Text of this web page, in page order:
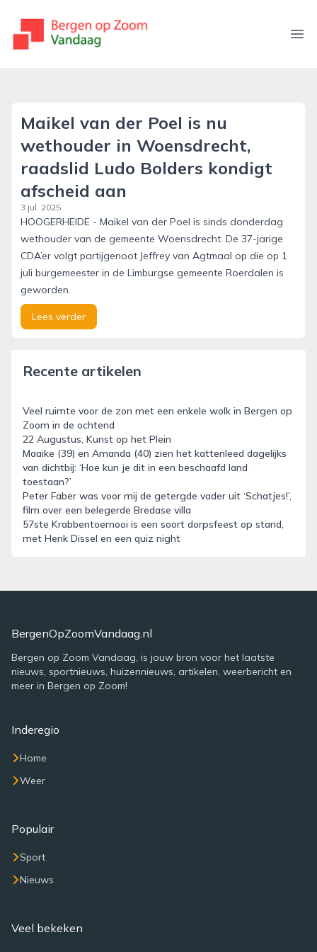
bergenopzoomvandaag.nl
Maikel van der Poel is nu
wethouder in Woensdrecht,
raadslid Ludo Bolders kondigt
afscheid aan
3 jul. 2025
HOOGERHEIDE - Maikel van der Poel is sinds donderdag
wethouder van de gemeente Woensdrecht. De 37-jarige
CDA’er volgt partijgenoot Jeffrey van Agtmaal op die op 1
juli burgemeester in de Limburgse gemeente Roerdalen is
geworden.
Lees verder
Recente artikelen
Veel ruimte voor de zon met een enkele wolk in Bergen op
Zoom in de ochtend
22 Augustus, Kunst op het Plein
Maaike (39) en Amanda (40) zien het kattenleed dagelijks
van dichtbij: ‘Hoe kun je dit in een beschaafd land
toestaan?’
Peter Faber was voor mij de getergde vader uit ‘Schatjes!’,
film over een belegerde Bredase villa
57ste Krabbentoernooi is een soort dorpsfeest op stand,
met Henk Dissel en een quiz night
BergenOpZoomVandaag.nl
Bergen op Zoom Vandaag, is jouw bron voor het laatste
nieuws, sportnieuws, huizennieuws, artikelen, weerbericht en
meer in Bergen op Zoom!
Inderegio
Home
Weer
Populair
Sport
Nieuws
Veel bekeken